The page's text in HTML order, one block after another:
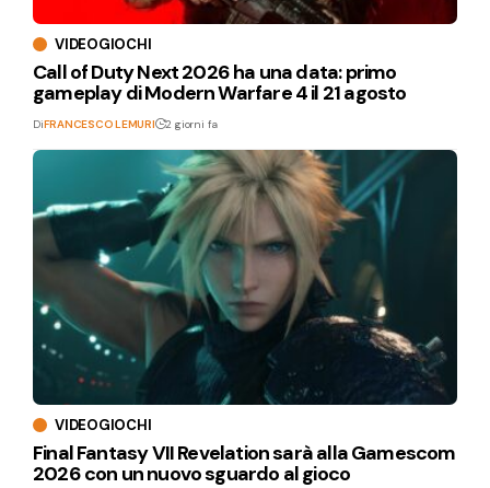
VIDEOGIOCHI
Call of Duty Next 2026 ha una data: primo
gameplay di Modern Warfare 4 il 21 agosto
DiFRANCESCO LEMURI 2 giorni fa
VIDEOGIOCHI
Final Fantasy VII Revelation sarà alla Gamescom
2026 con un nuovo sguardo al gioco